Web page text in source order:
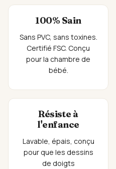
100% Sain
Sans PVC, sans toxines.
Certifié FSC. Conçu
pour la chambre de
bébé.
Résiste à
l'enfance
Lavable, épais, conçu
pour que les dessins
de doigts